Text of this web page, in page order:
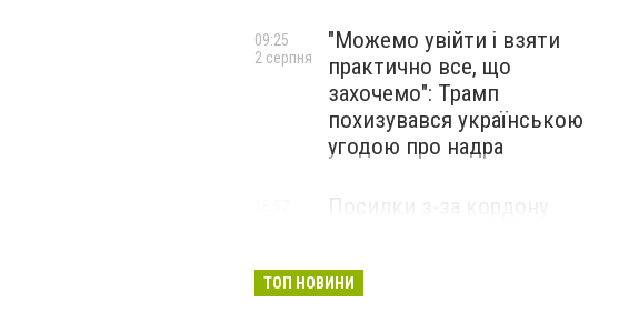
"Можемо увійти і взяти
практично все, що
захочемо": Трамп
похизувався українською
угодою про надра
09:25
2 серпня
Посилки з-за кордону
правила
ТОП НОВИНИ